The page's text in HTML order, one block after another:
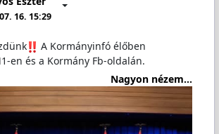
16. 15:29
️ A Kormányinfó élőben
en és a Kormány Fb-oldalán.
Nagyon nézem...